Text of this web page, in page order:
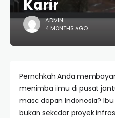
Karir
ADMIN
4 MONTHS AGO
Pernahkah Anda
menimba ilmu di pusat
masa depan Indonesia?
bukan sekadar proyek